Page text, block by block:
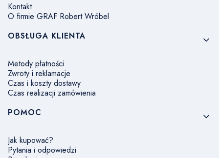
Kontakt
O firmie GRAF Robert Wróbel
OBSŁUGA KLIENTA
Metody płatności
Zwroty i reklamacje
Czas i koszty dostawy
Czas realizacji zamówienia
POMOC
Jak kupować?
Pytania i odpowiedzi